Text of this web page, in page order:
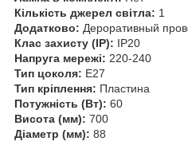
Кількість джерел світла: 1
Додатково: Дероративный
Клас захисту (IP): IP20
Напруга мережі: 220-240
Тип цоколя: E27
Тип кріплення: Пластина
Потужність (Вт): 60
Висота (мм): 700
Діаметр (мм): 88